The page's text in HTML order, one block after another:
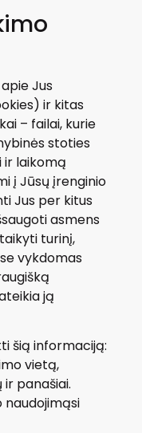
Jus
ir kitas
– failai, kurie
stoties
laikomą
į Jūsų įrenginio
Jus per kitus
asmens
turinį,
vykdomas
ją
šią informaciją:
vietą,
panašiai.